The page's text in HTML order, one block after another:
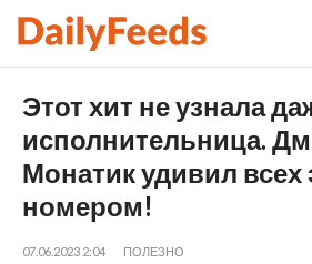
Этот хит не узнала
исполнительница.
Монатик удивил всех
номером!
07.06.2023 2:04 ПОЛЕЗНО